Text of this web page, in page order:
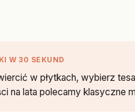
W 30 SEKUND
w płytkach, wybierz
na lata polecamy klasyczne